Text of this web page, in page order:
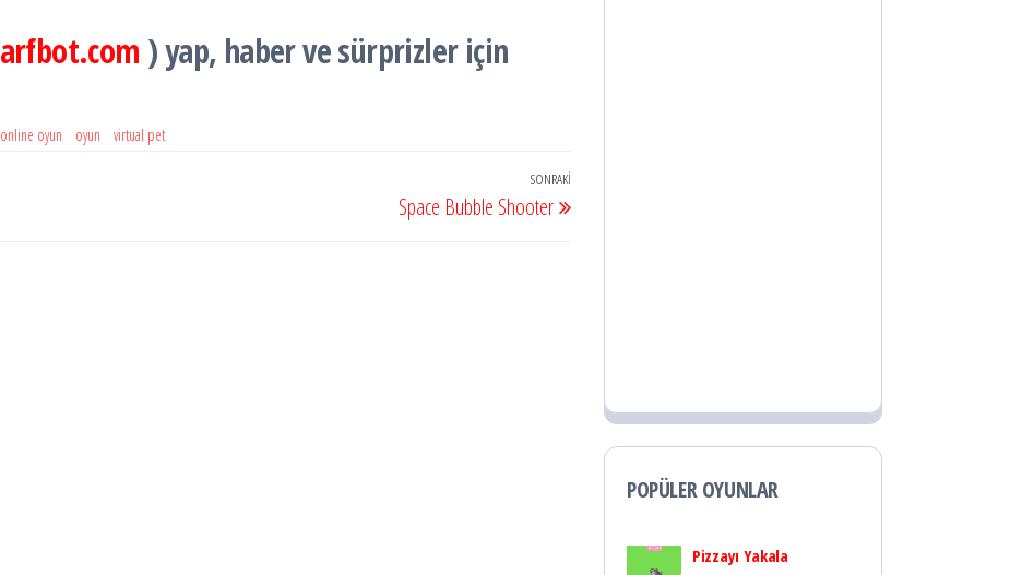
arfbot.com ) yap, haber ve sürprizler için
online oyun oyun virtual pet
Yazı
SONRAKI
Space Bubble Shooter
POPÜLER OYUNLAR
Pizzayı Yakala